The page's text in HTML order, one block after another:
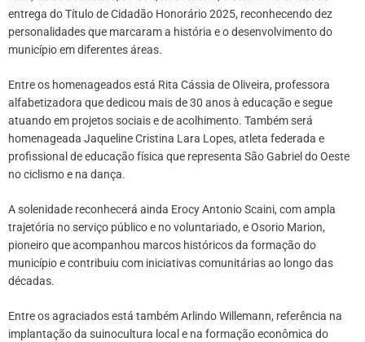
entrega do Título de Cidadão Honorário 2025, reconhecendo dez
personalidades que marcaram a história e o desenvolvimento do
município em diferentes áreas.
Entre os homenageados está Rita Cássia de Oliveira, professora
alfabetizadora que dedicou mais de 30 anos à educação e segue
atuando em projetos sociais e de acolhimento. Também será
homenageada Jaqueline Cristina Lara Lopes, atleta federada e
profissional de educação física que representa São Gabriel do Oeste
no ciclismo e na dança.
A solenidade reconhecerá ainda Erocy Antonio Scaini, com ampla
trajetória no serviço público e no voluntariado, e Osorio Marion,
pioneiro que acompanhou marcos históricos da formação do
município e contribuiu com iniciativas comunitárias ao longo das
décadas.
Entre os agraciados está também Arlindo Willemann, referência na
implantação da suinocultura local e na formação econômica do